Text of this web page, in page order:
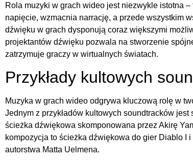
Rola muzyki w grach wideo jest niezwykle istotna
napięcie, wzmacnia narrację, a przede wszystkim
dźwięku w grach dysponują coraz większymi
projektantów dźwięku pozwala na stworzenie
zatrzymuje graczy w wirtualnych światach.
Przykłady kultowych
Muzyka w grach wideo odgrywa kluczową rolę w
Jednym z przykładów kultowych soundtracków
ścieżka dźwiękowa skomponowana przez Akirę
kompozycja to ścieżka dźwiękowa do gier Diablo I
autorstwa Matta Uelmena.